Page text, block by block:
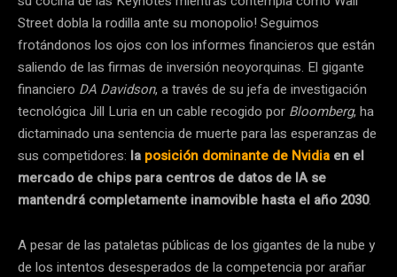
Street dobla la rodilla ante su monopolio! Seguimos
frotándonos los ojos con los informes financieros que están
saliendo de las firmas de inversión neoyorquinas. El gigante
financiero DA Davidson, a través de su jefa de investigación
tecnológica Jill Luria en un cable recogido por Bloomberg, ha
dictaminado una sentencia de muerte para las esperanzas de
sus competidores: la posición dominante de Nvidia en el
mercado de chips para centros de datos de IA se
mantendrá completamente inamovible hasta el año 2030.
A pesar de las pataletas públicas de los gigantes de la nube y
de los intentos desesperados de la competencia por arañar